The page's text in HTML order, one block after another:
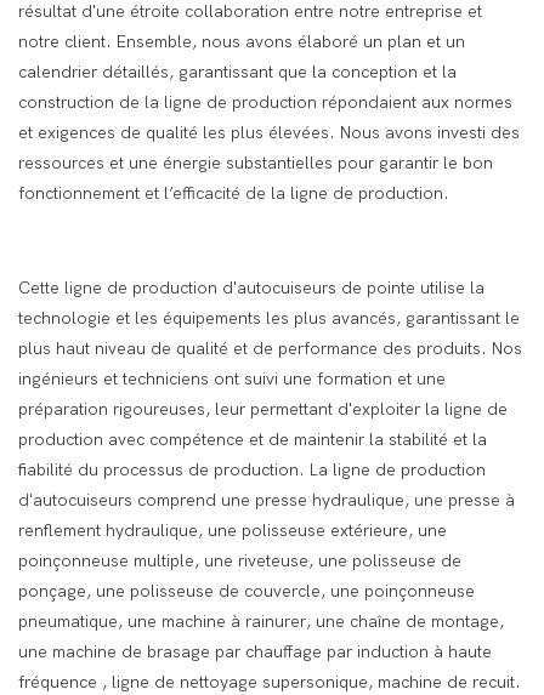
résultat d'une étroite collaboration entre notre entreprise et
notre client. Ensemble, nous avons élaboré un plan et un
calendrier détaillés, garantissant que la conception et la
construction de la ligne de production répondaient aux normes
et exigences de qualité les plus élevées. Nous avons investi des
ressources et une énergie substantielles pour garantir le bon
fonctionnement et l’efficacité de la ligne de production.
Cette ligne de production d'autocuiseurs de pointe utilise la
technologie et les équipements les plus avancés, garantissant le
plus haut niveau de qualité et de performance des produits. Nos
ingénieurs et techniciens ont suivi une formation et une
préparation rigoureuses, leur permettant d'exploiter la ligne de
production avec compétence et de maintenir la stabilité et la
fiabilité du processus de production. La ligne de production
d'autocuiseurs comprend une presse hydraulique, une presse à
renflement hydraulique, une polisseuse extérieure, une
poinçonneuse multiple, une riveteuse, une polisseuse de
ponçage, une polisseuse de couvercle, une poinçonneuse
pneumatique, une machine à rainurer, une chaîne de montage,
une machine de brasage par chauffage par induction à haute
fréquence , ligne de nettoyage supersonique, machine de recuit.